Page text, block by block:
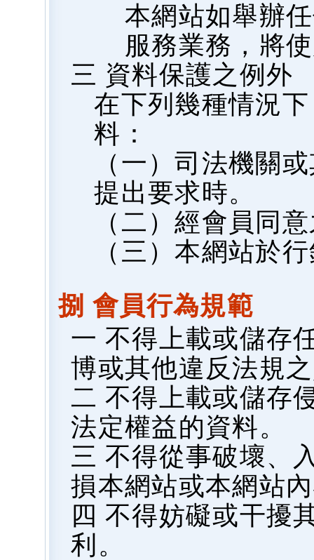
本網站如舉辦
服務業務，將
三 資料保護之例外
在下列幾種情況
料：
（一）司法機關
提出要求時。
（二）經會員同
（三）本網站於
捌 會員行為規範
一 不得上載或儲存
博或其他違反法規
二 不得上載或儲存
法定權益的資料。
三 不得從事破壞、
損本網站或本網站
四 不得妨礙或干擾
利。